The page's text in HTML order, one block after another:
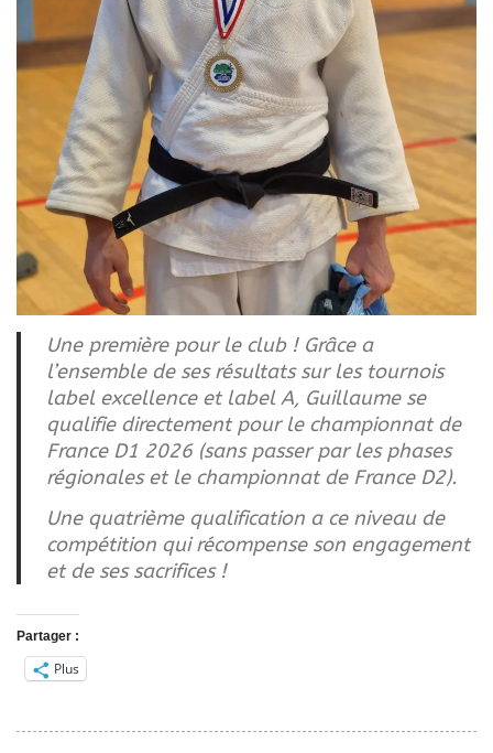
Une première pour le club ! Grâce a
l’ensemble de ses résultats sur les tournois
label excellence et label A, Guillaume se
qualifie directement pour le championnat de
France D1 2026 (sans passer par les phases
régionales et le championnat de France D2).
Une quatrième qualification a ce niveau de
compétition qui récompense son engagement
et de ses sacrifices !
Partager :
Plus